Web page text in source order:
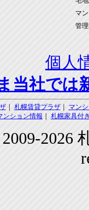
マ
管
個人
当社では
｜ 札幌賃貸プラザ｜ マン
ンション情報 ｜ 札幌家具付
2026